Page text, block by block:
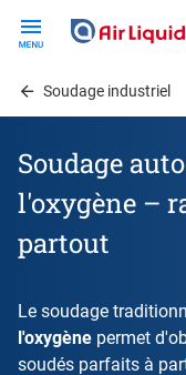
contentSoudage industriel
Soudage
l'oxygène –
partout
Le soudage
l'oxygène permet
soudés parfaits à